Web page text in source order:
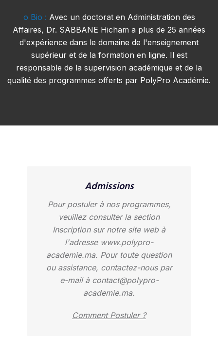
o Bio : Avec un doctorat en Administration des
Affaires, Dr. SABBANE Hicham a plus de 25 années
d'expérience dans le domaine de l'enseignement
supérieur et de la formation en ligne. Il est
responsable de la supervision académique et de la
qualité des programmes offerts par PolyPro Académie.
Admissions
Pour postuler à nos programmes,
veuillez consulter la section
Inscription sur notre site web à
l'adresse www.polypro-
academie.ma. Pour toute question
ou assistance, contactez-nous par
e-mail à contact@polypro-
academie.ma.
Comment Postuler ?